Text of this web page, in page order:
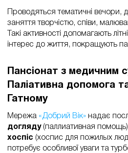
Проводяться тематичні вечори,
заняття творчістю, співи,
Такі активності допомагають
інтерес до життя, покращують
Пансіонат з медичним
Паліативна допомога
Гатному
Мережа «Добрий Вік» надає
догляду(паллиативная помощь)
хоспіс (хоспис для пожилых
потребує особливої уваги та